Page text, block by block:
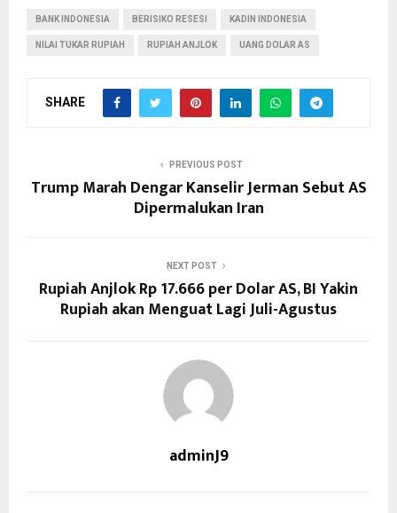
BANK INDONESIA BERISIKO RESESI KADIN INDONESIA
NILAI TUKAR RUPIAH RUPIAH ANJLOK UANG DOLAR AS
SHARE
PREVIOUS POST
Trump Marah Dengar Kanselir Jerman Sebut AS
Dipermalukan Iran
NEXT POST
Rupiah Anjlok Rp 17.666 per Dolar AS, BI Yakin
Rupiah akan Menguat Lagi Juli-Agustus
adminJ9